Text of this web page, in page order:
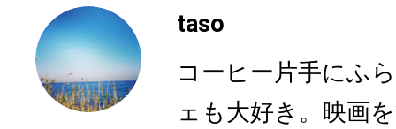
taso
コーヒー片手にふ
ェも大好き。映画